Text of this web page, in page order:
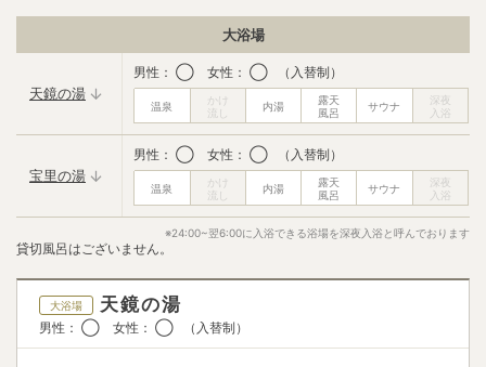
シャワーキャップ コットン
✕
ドライヤー
✕
綿棒
✕
歯ブラシ
✕
フェイスタオル
✕
バスタオル 飲み物サービス
ベビーベッド
大浴場
天鏡の湯
男性： ◯ 女性： ◯ （入替制）
宝里の湯
男性： ◯ 女性： ◯ （入替制）
※24:00~翌6:00に入浴できる浴場を深夜入浴と呼んでおります
貸切風呂はございません。
大浴場 天鏡の湯
男性： ◯ 女性： ◯ （入替制）